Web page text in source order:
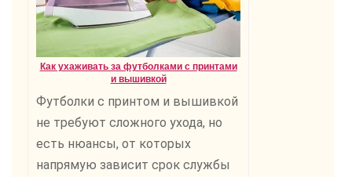
Как ухаживать за футболками с принтами
и вышивкой
Футболки с принтом и вышивкой
не требуют сложного ухода, но
есть нюансы, от которых
напрямую зависит срок службы